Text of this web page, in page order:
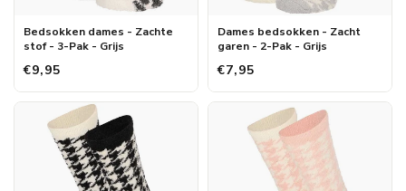
Bedsokken dames - Zachte
stof - 3-Pak - Grijs
€9,95
Dames bedsokken - Zacht
garen - 2-Pak - Grijs
€7,95